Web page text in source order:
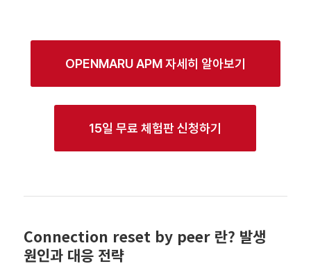
OPENMARU APM 자세히 알아보기
15일 무료 체험판 신청하기
Connection reset by peer 란? 발생
원인과 대응 전략